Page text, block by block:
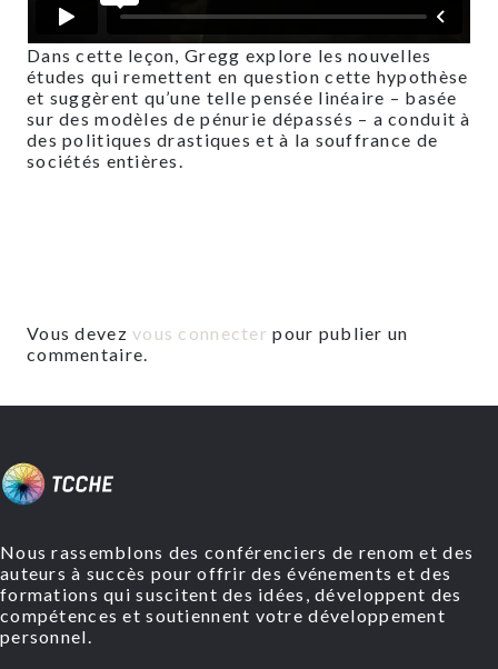
Dans cette leçon, Gregg explore les nouvelles
études qui remettent en question cette hypothèse
et suggèrent qu’une telle pensée linéaire – basée
sur des modèles de pénurie dépassés – a conduit à
des politiques drastiques et à la souffrance de
sociétés entières.
Vous devezvous connecter pour publier un
commentaire.
Nous rassemblons des conférenciers de renom et des
auteurs à succès pour offrir des événements et des
formations qui suscitent des idées, développent des
compétences et soutiennent votre développement
personnel.